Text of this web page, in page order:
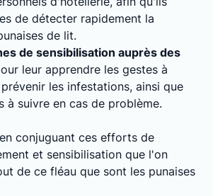
de détecter rapidement la
de lit.
de sensibilisation auprès des
leur apprendre les gestes à
les infestations, ainsi que
à suivre en cas de problème.
conjuguant ces efforts de
et sensibilisation que l'on
de ce fléau que sont les punaises